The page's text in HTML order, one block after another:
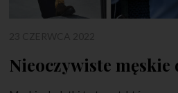
Nieoczywiste